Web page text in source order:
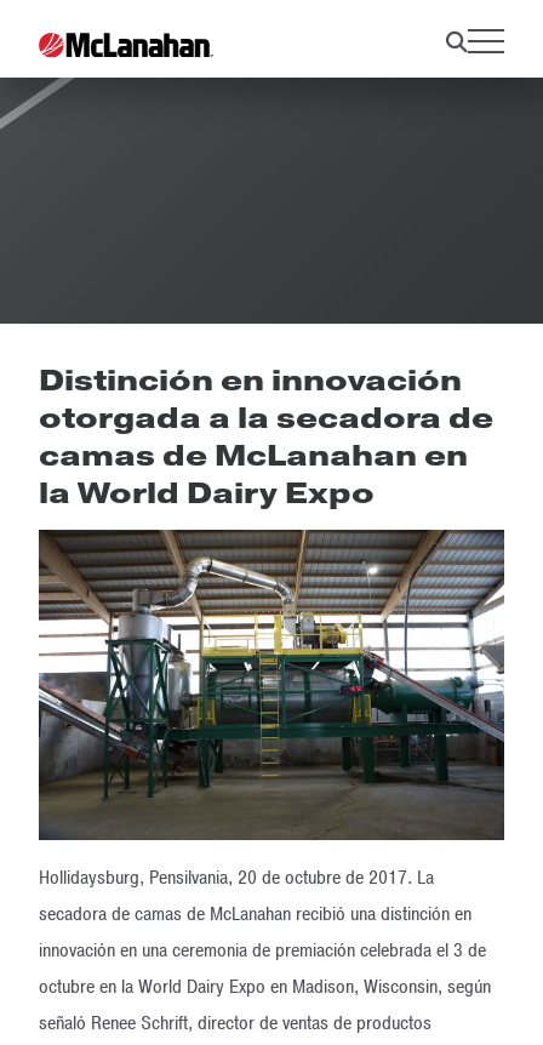
Noticias
Distinción en innovación
otorgada a la secadora de
camas de McLanahan en
la World Dairy Expo
Hollidaysburg, Pensilvania, 20 de octubre de 2017. La
secadora de camas de McLanahan recibió una distinción en
innovación en una ceremonia de premiación celebrada el 3 de
octubre en la World Dairy Expo en Madison, Wisconsin, según
señaló Renee Schrift, director de ventas de productos